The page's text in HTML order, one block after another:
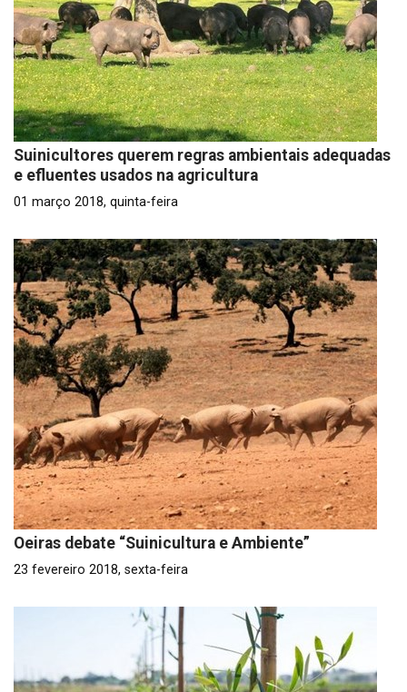
Suinicultores querem regras ambientais adequadas
e efluentes usados na agricultura
01 março 2018, quinta-feira
Oeiras debate “Suinicultura e Ambiente”
23 fevereiro 2018, sexta-feira